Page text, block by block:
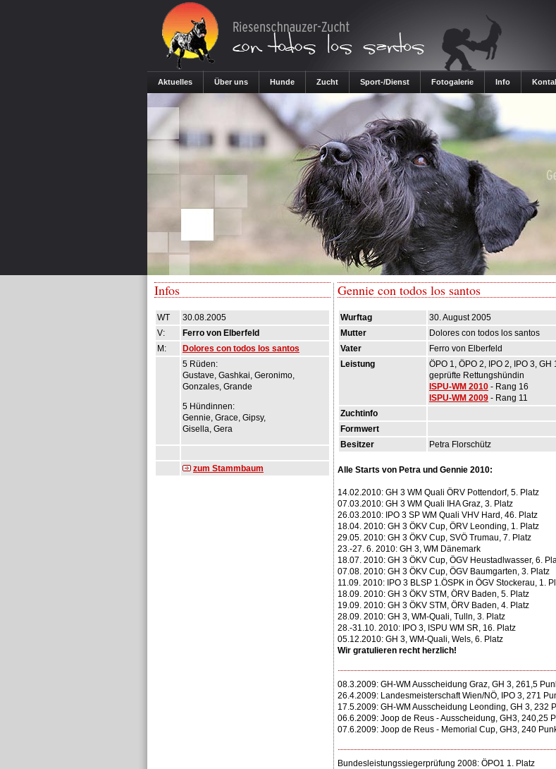
Aktuelles Über uns Hunde Zucht Sport-/Dienst Fotogalerie Info
Infos
WT
30.08.2005
V:
Ferro von Elberfeld
M:
Dolores con todos los santos
5 Rüden:
Gustave, Gashkai, Geronimo,
Gonzales, Grande
5 Hündinnen:
Gennie, Grace, Gipsy,
Gisella, Gera
zum Stammbaum
Gennie con todos los santos
Wurftag
30. August 2005
Mutter
Dolores con todos los santos
Vater
Ferro von Elberfeld
Leistung
ÖPO 1, ÖPO 2, IPO 2, IPO 3, GH
geprüfte Rettungshündin
ISPU-WM 2010 - Rang 16
ISPU-WM 2009 - Rang 11
Zuchtinfo
Formwert
Besitzer
Petra Florschütz
Alle Starts von Petra und Gennie 2010:
14.02.2010: GH 3 WM Quali ÖRV Pottendorf, 5. Platz
07.03.2010: GH 3 WM Quali IHA Graz, 3. Platz
26.03.2010: IPO 3 SP WM Quali VHV Hard, 46. Platz
18.04. 2010: GH 3 ÖKV Cup, ÖRV Leonding, 1. Platz
29.05. 2010: GH 3 ÖKV Cup, SVÖ Trumau, 7. Platz
23.-27. 6. 2010: GH 3, WM Dänemark
18.07. 2010: GH 3 ÖKV Cup, ÖGV Heustadlwasser, 6.
07.08. 2010: GH 3 ÖKV Cup, ÖGV Baumgarten, 3. Platz
11.09. 2010: IPO 3 BLSP 1.ÖSPK in ÖGV Stockerau, 1.
18.09. 2010: GH 3 ÖKV STM, ÖRV Baden, 5. Platz
19.09. 2010: GH 3 ÖKV STM, ÖRV Baden, 4. Platz
28.09. 2010: GH 3, WM-Quali, Tulln, 3. Platz
28.-31.10. 2010: IPO 3, ISPU WM SR, 16. Platz
05.12.2010: GH 3, WM-Quali, Wels, 6. Platz
Wir gratulieren recht herzlich!
08.3.2009: GH-WM Ausscheidung Graz, GH 3, 261,5
26.4.2009: Landesmeisterschaft Wien/NÖ, IPO 3, 271
17.5.2009: GH-WM Ausscheidung Leonding, GH 3, 232
06.6.2009: Joop de Reus - Ausscheidung, GH3, 240,25
07.6.2009: Joop de Reus - Memorial Cup, GH3, 240
Bundesleistungssiegerprüfung 2008: ÖPO1 1. Platz